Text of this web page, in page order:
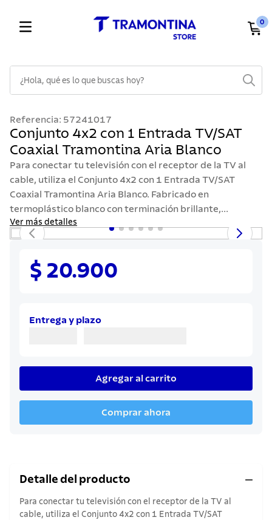
0
Referencia: 57241017
Conjunto 4x2 con 1 Entrada TV/SAT
Coaxial Tramontina Aria Blanco
Para conectar tu televisión con el receptor de la TV al
cable, utiliza el Conjunto 4x2 con 1 Entrada TV/SAT
Coaxial Tramontina Aria Blanco. Fabricado en
termoplástico blanco con terminación brillante,...
Ver más detalles
$ 20.900
Entrega y plazo
Agregar al carrito
Comprar ahora
Detalle del producto
Para conectar tu televisión con el receptor de la TV al
cable, utiliza el Conjunto 4x2 con 1 Entrada TV/SAT
1 .
cuchillos
2.
cubiertos
3.
sarten
4.
lavaplatos
5.
acero inoxidable
ollas
sartenes
10. olla